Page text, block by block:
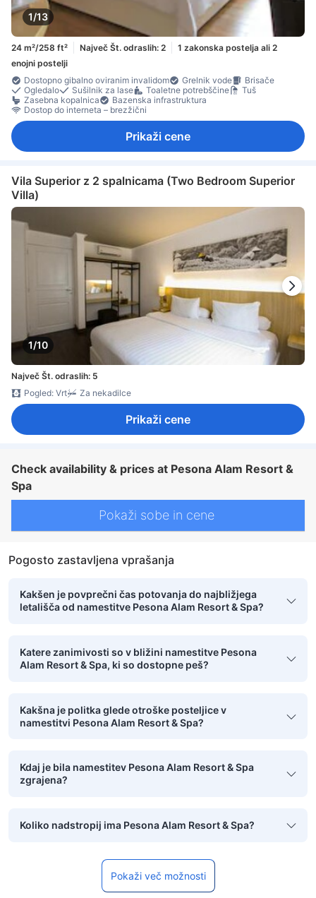
1/13
24 m²/258 ft² Največ Št. odraslih: 2
1 zakonska postelja ali 2
enojni postelji
Dostopno gibalno oviranim invalidom
Grelnik vode
Brisače
Ogledalo
Sušilnik za lase Toaletne potrebščine
Tuš
Zasebna kopalnica
Bazenska infrastruktura
Dostop do interneta – brezžični
Prikaži cene
Vila Superior z 2 spalnicama (Two Bedroom Superior
Villa)
1/10
Največ Št. odraslih: 5
Pogled: Vrt
Za nekadilce
Prikaži cene
Check availability & prices at Pesona Alam Resort &
Spa
Pokaži sobe in cene
Pogosto zastavljena vprašanja
Kakšen je povprečni čas potovanja do najbližjega
letališča od namestitve Pesona Alam Resort & Spa?
Katere zanimivosti so v bližini namestitve Pesona
Alam Resort & Spa, ki so dostopne peš?
Kakšna je politka glede otroške posteljice v
namestitvi Pesona Alam Resort & Spa?
Kdaj je bila namestitev Pesona Alam Resort & Spa
zgrajena?
Koliko nadstropij ima Pesona Alam Resort & Spa?
Pokaži več možnosti